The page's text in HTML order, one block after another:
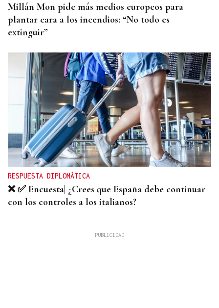
Millán Mon pide más medios europeos para
plantar cara a los incendios: “No todo es
extinguir”
RESPUESTA DIPLOMÁTICA
❌ ✅ Encuesta| ¿Crees que España debe continuar
con los controles a los italianos?